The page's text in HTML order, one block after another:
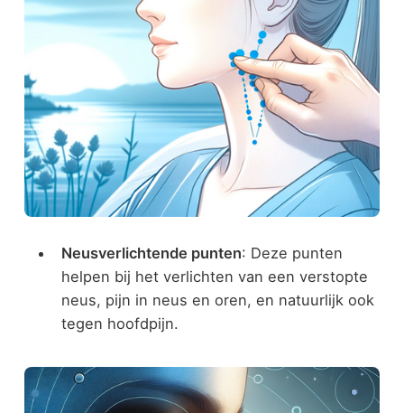
Neusverlichtende punten: Deze punten
helpen bij het verlichten van een verstopte
neus, pijn in neus en oren, en natuurlijk ook
tegen hoofdpijn.